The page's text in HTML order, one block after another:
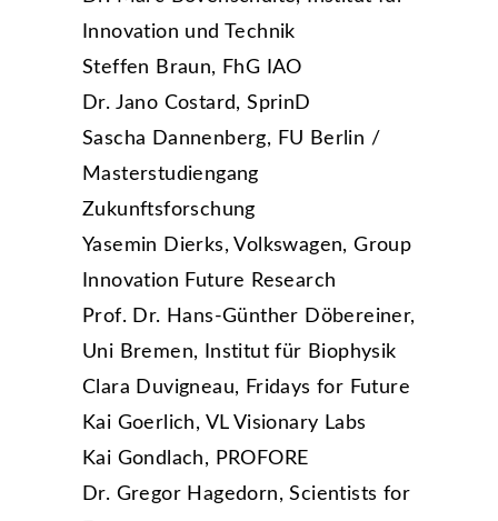
Innovation und Technik
Steffen Braun, FhG IAO
Dr. Jano Costard, SprinD
Sascha Dannenberg, FU Berlin /
Masterstudiengang
Zukunftsforschung
Yasemin Dierks, Volkswagen, Group
Innovation Future Research
Prof. Dr. Hans-Günther Döbereiner,
Uni Bremen, Institut für Biophysik
Clara Duvigneau, Fridays for Future
Kai Goerlich, VL Visionary Labs
Kai Gondlach, PROFORE
Dr. Gregor Hagedorn, Scientists for